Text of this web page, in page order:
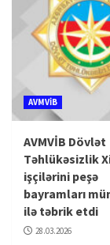
AVMVİB
AVMVİB Dövlət
Təhlükəsizlik
işçilərini peşə
bayramları
ilə təbrik etdi
28.03.2026